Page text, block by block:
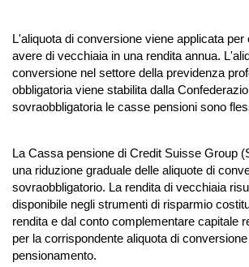
L'aliquota di conversione viene applicata
avere di vecchiaia in una rendita annua.
conversione nel settore della previdenza
obbligatoria viene stabilita dalla
sovraobbligatoria le casse pensioni sono
La Cassa pensione di Credit Suisse Group
una riduzione graduale delle aliquote di
sovraobbligatorio. La rendita di vecchiaia
disponibile negli strumenti di risparmio
rendita e dal conto complementare capitale
per la corrispondente aliquota di
pensionamento.